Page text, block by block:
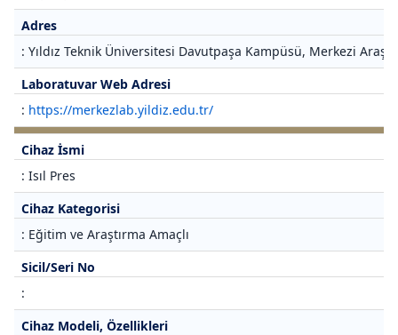
Adres
: Yıldız Teknik Üniversitesi Davutpaşa Kampüsü, Merkezi
Laboratuvar Web Adresi
: https://merkezlab.yildiz.edu.tr/
Cihaz İsmi
: Isıl Pres
Cihaz Kategorisi
: Eğitim ve Araştırma Amaçlı
Sicil/Seri No
:
Cihaz Modeli, Özellikleri